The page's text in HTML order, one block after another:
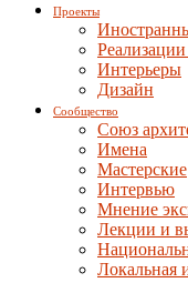
Проекты
Интерьеры
Дизайн
Сообщество
Союз
Имена
Мастерские
Интервью
Мнение
Лекции и
Локальная